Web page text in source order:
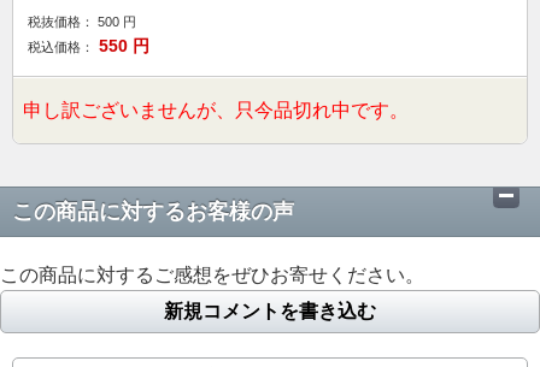
税抜価格： 500 円
税込価格：
550 円
申し訳ございませんが、只今品切れ中です。
この商品に対するお客様の声
この商品に対するご感想をぜひお寄せください。
新規コメントを書き込む